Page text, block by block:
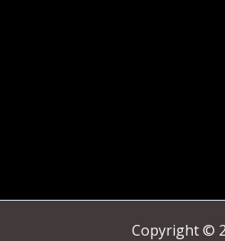
Copyright ©